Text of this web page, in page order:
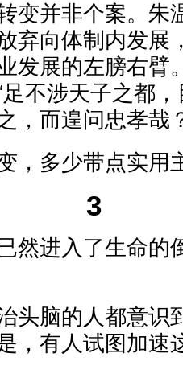
变并非个案。朱
弃向体制内发展
发展的左膀右臂
不涉天子之都
，而遑问忠孝哉
，多少带点实用
3
然进入了生命的
头脑的人都意识
，有人试图加速